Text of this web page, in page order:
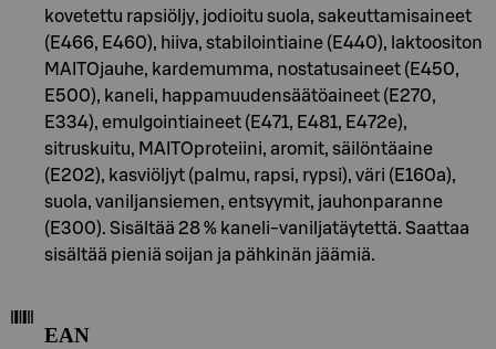
kovetettu rapsiöljy, jodioitu suola, sakeuttamisaineet
(E466, E460), hiiva, stabilointiaine (E440), laktoositon
MAITOjauhe, kardemumma, nostatusaineet (E450,
E500), kaneli, happamuudensäätöaineet (E270,
E334), emulgointiaineet (E471, E481, E472e),
sitruskuitu, MAITOproteiini, aromit, säilöntäaine
(E202), kasviöljyt (palmu, rapsi, rypsi), väri (E160a),
suola, vaniljansiemen, entsyymit, jauhonparanne
(E300). Sisältää 28 % kaneli-vaniljatäytettä. Saattaa
sisältää pieniä soijan ja pähkinän jäämiä.
EAN